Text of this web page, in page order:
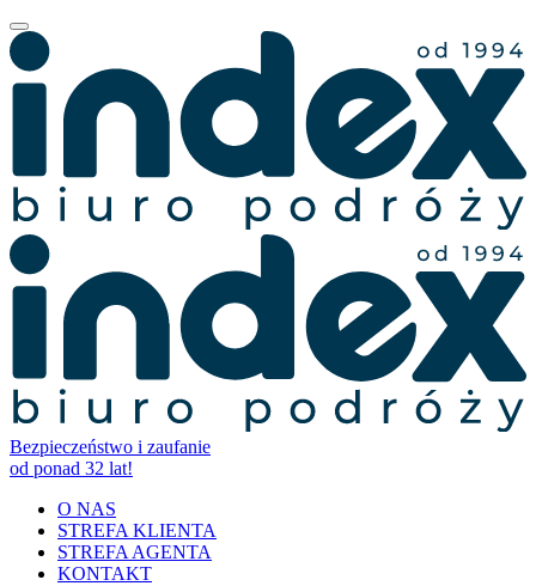
Bezpieczeństwo i zaufanie
od ponad 32 lat!
O NAS
STREFA KLIENTA
STREFA AGENTA
KONTAKT